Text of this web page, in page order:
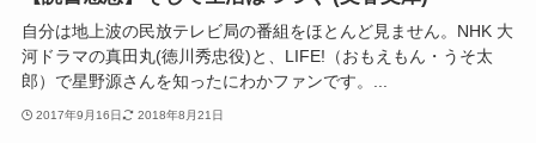
自分は地上波の民放テレビ局の番組をほとんど見ません。NHK 大
河ドラマの真田丸(徳川秀忠役)と、LIFE!（おもえもん・うそ太
郎）で星野源さんを知ったにわかファンです。...
2017年9月16日 2018年8月21日